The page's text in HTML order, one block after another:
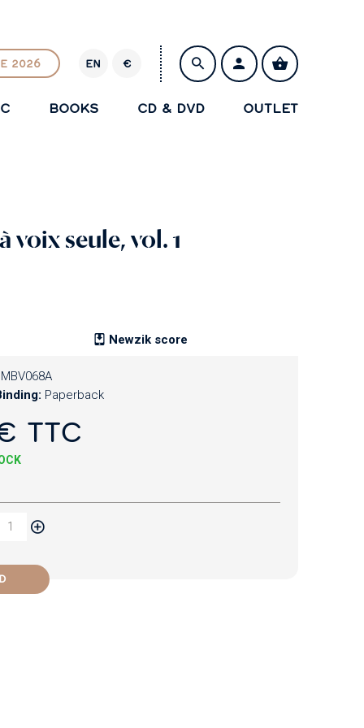
2026 EN
R
€
BOOKS CD & DVD OUTLET
voix seule, vol. 1
Newzik score
Paperback
TTC